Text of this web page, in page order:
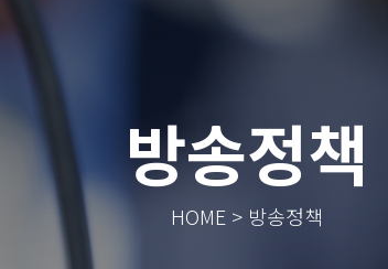
방송정책
HOME > 방송정책